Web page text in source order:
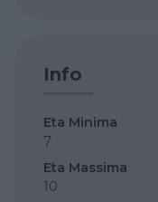
Info
Eta Minima
7
Eta Massima
10